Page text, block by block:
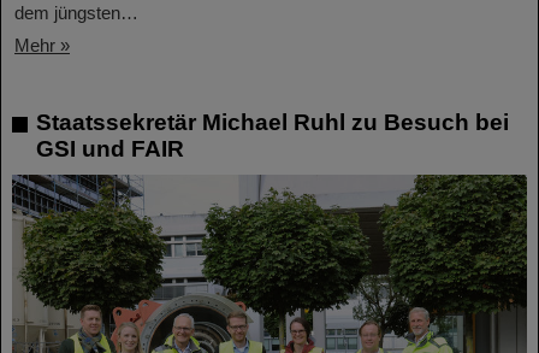
dem jüngsten…
Mehr »
Staatssekretär Michael Ruhl zu Besuch bei
GSI und FAIR